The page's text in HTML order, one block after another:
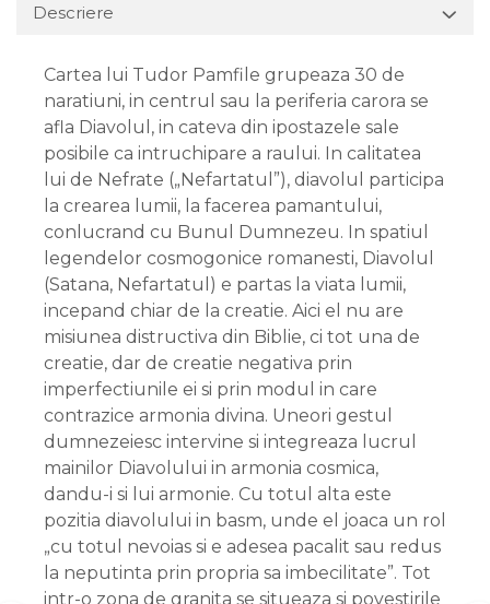
Descriere
Cartea lui Tudor Pamfile grupeaza 30 de
naratiuni, in centrul sau la periferia carora se
afla Diavolul, in cateva din ipostazele sale
posibile ca intruchipare a raului. In calitatea
lui de Nefrate („Nefartatul”), diavolul participa
la crearea lumii, la facerea pamantului,
conlucrand cu Bunul Dumnezeu. In spatiul
legendelor cosmogonice romanesti, Diavolul
(Satana, Nefartatul) e partas la viata lumii,
incepand chiar de la creatie. Aici el nu are
misiunea distructiva din Biblie, ci tot una de
creatie, dar de creatie negativa prin
imperfectiunile ei si prin modul in care
contrazice armonia divina. Uneori gestul
dumnezeiesc intervine si integreaza lucrul
mainilor Diavolului in armonia cosmica,
dandu-i si lui armonie. Cu totul alta este
pozitia diavolului in basm, unde el joaca un rol
„cu totul nevoias si e adesea pacalit sau redus
la neputinta prin propria sa imbecilitate”. Tot
intr-o zona de granita se situeaza si povestirile